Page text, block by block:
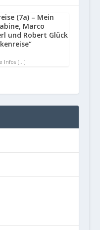
(7a) – Mein
Marco
und Robert Glück
Infos […]